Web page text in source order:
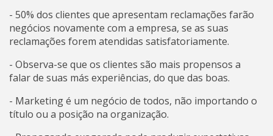
- 50% dos clientes que apresentam reclamações farão
negócios novamente com a empresa, se as suas
reclamações forem atendidas satisfatoriamente.
- Observa-se que os clientes são mais propensos a
falar de suas más experiências, do que das boas.
- Marketing é um negócio de todos, não importando o
título ou a posição na organização.